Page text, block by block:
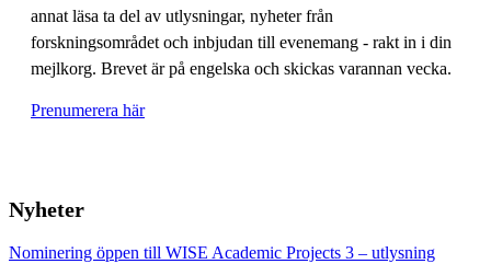
annat läsa ta del av utlysningar, nyheter från
forskningsområdet och inbjudan till evenemang - rakt in i din
mejlkorg. Brevet är på engelska och skickas varannan vecka.
Prenumerera här
Nyheter
Nominering öppen till WISE Academic Projects 3 – utlysning